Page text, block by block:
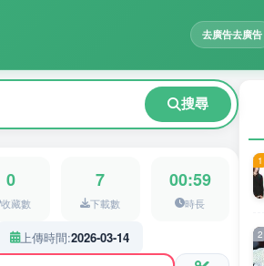
去廣告去廣告
搜尋
0
收藏數
7
下載數
00:59
時長
上傳時間:2026-03-14
1
2